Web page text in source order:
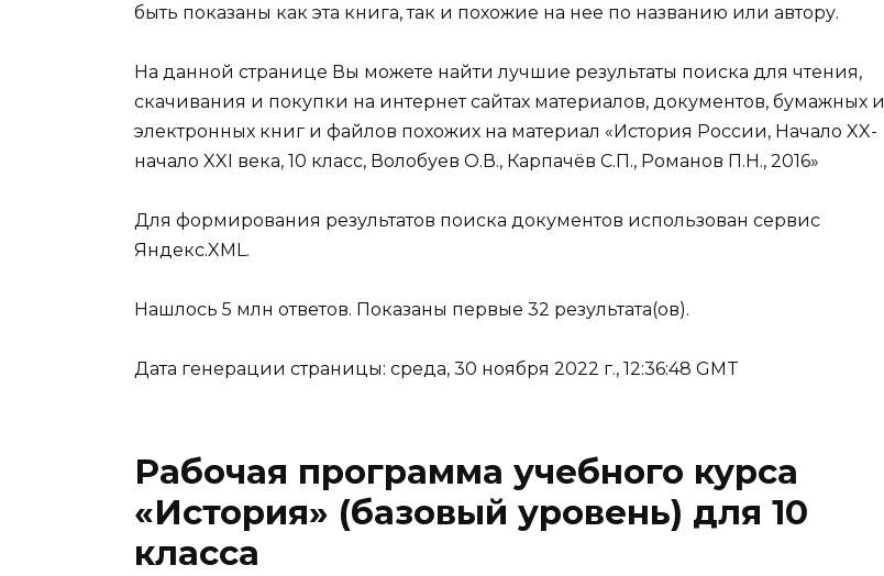
быть показаны как эта книга, так и похожие на нее по названию или автору.
На данной странице Вы можете найти лучшие результаты поиска для чтения,
скачивания и покупки на интернет сайтах материалов, документов, бумажных и
электронных книг и файлов похожих на материал «История России, Начало XX-
начало XXI века, 10 класс, Волобуев О.В., Карпачёв С.П., Романов П.Н., 2016»
Для формирования результатов поиска документов использован сервис
Яндекс.XML.
Нашлось 5 млн ответов. Показаны первые 32 результата(ов).
Дата генерации страницы: среда, 30 ноября 2022 г., 12:36:48 GMT
Рабочая программа учебного курса
«История» (базовый уровень) для 10
класса